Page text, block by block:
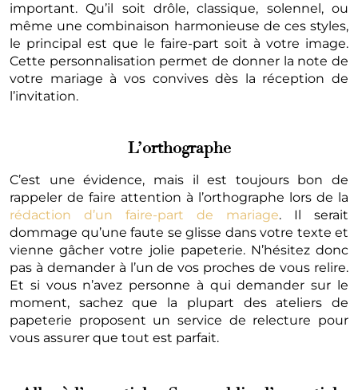
important. Qu’il soit drôle, classique, solennel, ou
même une combinaison harmonieuse de ces styles,
le principal est que le faire-part soit à votre image.
Cette personnalisation permet de donner la note de
votre mariage à vos convives dès la réception de
l’invitation.
L’orthographe
C’est une évidence, mais il est toujours bon de
rappeler de faire attention à l’orthographe lors de la
rédaction d’un faire-part de mariage. Il serait
dommage qu’une faute se glisse dans votre texte et
vienne gâcher votre jolie papeterie. N’hésitez donc
pas à demander à l’un de vos proches de vous relire.
Et si vous n’avez personne à qui demander sur le
moment, sachez que la plupart des ateliers de
papeterie proposent un service de relecture pour
vous assurer que tout est parfait.